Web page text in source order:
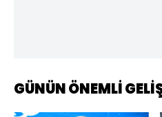
GÜNÜN ÖNEMLİ